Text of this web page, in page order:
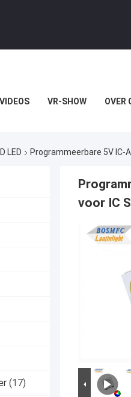
VIDEOS VR-SHOW OVER
LED Programmeerbare 5V IC-
(17)
voor IC